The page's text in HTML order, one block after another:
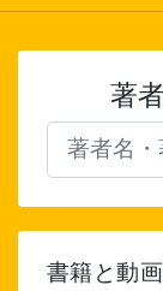
著
書籍と動